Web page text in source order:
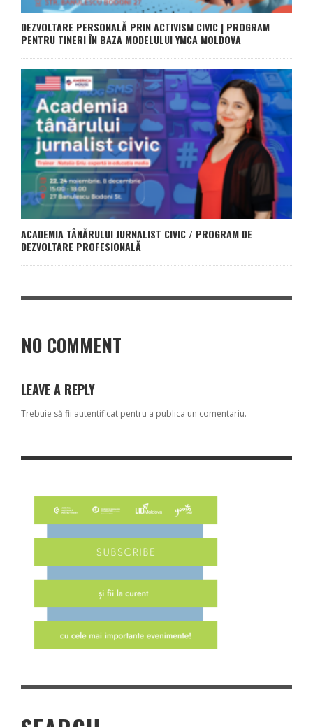
DEZVOLTARE PERSONALĂ PRIN ACTIVISM CIVIC | PROGRAM
PENTRU TINERI ÎN BAZA MODELULUI YMCA MOLDOVA
ACADEMIA TÂNĂRULUI JURNALIST CIVIC / PROGRAM DE
DEZVOLTARE PROFESIONALĂ
NO COMMENT
LEAVE A REPLY
Trebuie să fii autentificat pentru a publica un comentariu.